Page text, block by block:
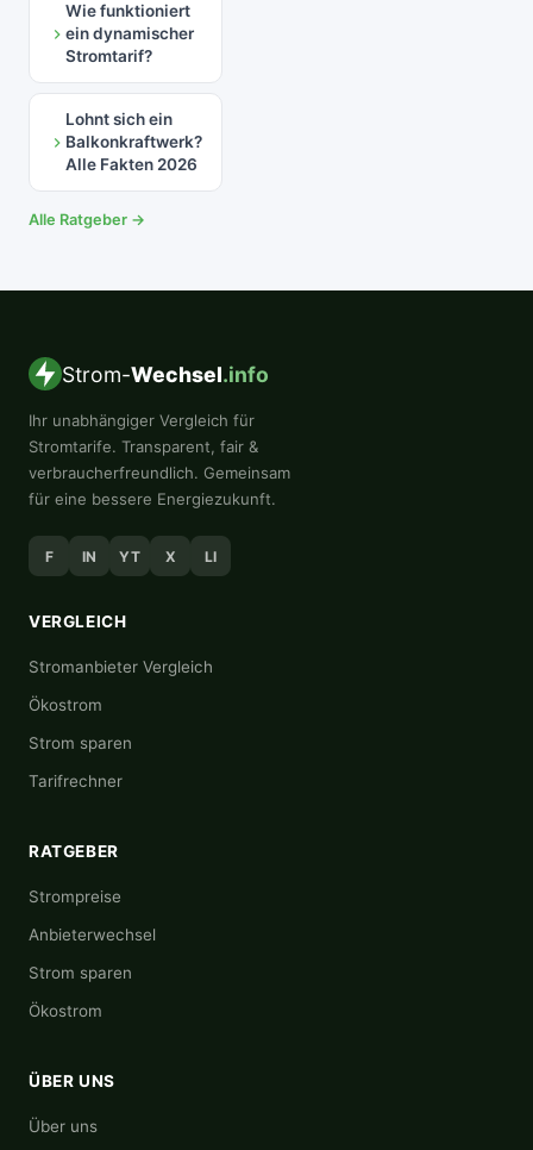
Wie funktioniert
ein dynamischer
Stromtarif?
Lohnt sich ein
Balkonkraftwerk?
Alle Fakten 2026
Alle Ratgeber →
Strom-Wechsel.info
Ihr unabhängiger Vergleich für
Stromtarife. Transparent, fair &
verbraucherfreundlich. Gemeinsam
für eine bessere Energiezukunft.
F IN YT X LI
VERGLEICH
Stromanbieter Vergleich
Ökostrom
Strom sparen
Tarifrechner
RATGEBER
Strompreise
Anbieterwechsel
Strom sparen
Ökostrom
ÜBER UNS
Über uns